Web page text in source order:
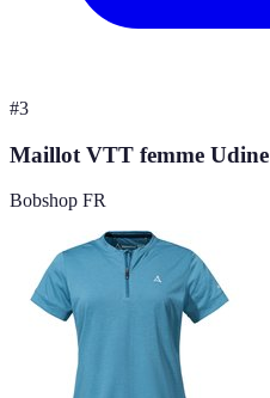
#3
Maillot VTT femme Udine
Bobshop FR